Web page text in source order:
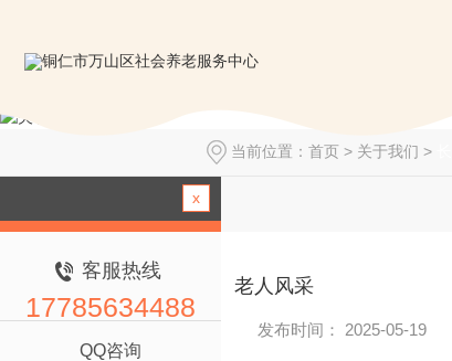
当前位置： 首页 > 关于我们 >
老人风采
发布时间： 2025-05-19
x
客服热线
17785634488
QQ咨询